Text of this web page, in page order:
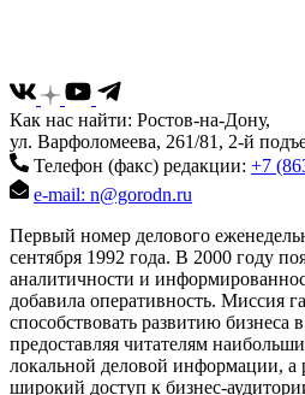
Как нас найти: Ростов-на-Дону,
ул. Варфоломеева, 261/81, 2-й
Телефон (факс) редакции: +7
e-mail: n@gorodn.ru
Первый номер делового
сентября 1992 года. В 2000 году
аналитичности и
добавила оперативность. Миссия
способствовать развитию бизнеса
предоставляя читателям
локальной деловой информации, а
широкий доступ к бизнес-